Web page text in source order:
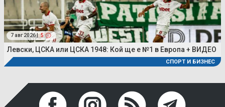
7 авг 2026 | 5
Левски, ЦСКА или ЦСКА 1948: Кой ще е №1 в Европа + ВИДЕО
СПОРТ И БИЗНЕС